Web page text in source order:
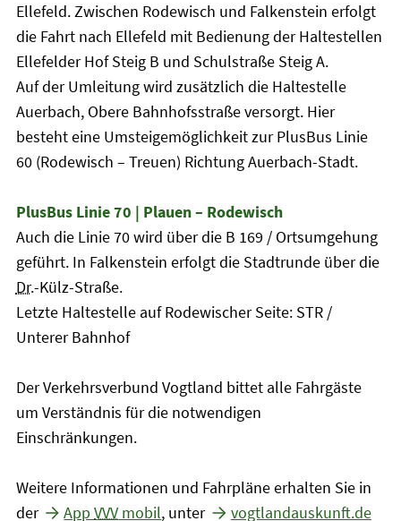
Ellefeld. Zwischen Rodewisch und Falkenstein erfolgt
die Fahrt nach Ellefeld mit Bedienung der Haltestellen
Ellefelder Hof Steig B und Schulstraße Steig A.
Auf der Umleitung wird zusätzlich die Haltestelle
Auerbach, Obere Bahnhofsstraße versorgt. Hier
besteht eine Umsteigemöglichkeit zur PlusBus Linie
60 (Rodewisch – Treuen) Richtung Auerbach-Stadt.
PlusBus Linie 70 | Plauen – Rodewisch
Auch die Linie 70 wird über die B 169 / Ortsumgehung
geführt. In Falkenstein erfolgt die Stadtrunde über die
Dr.-Külz-Straße.
Letzte Haltestelle auf Rodewischer Seite: STR /
Unterer Bahnhof
Der Verkehrsverbund Vogtland bittet alle Fahrgäste
um Verständnis für die notwendigen
Einschränkungen.
Weitere Informationen und Fahrpläne erhalten Sie in
der
AppVVVmobil, unter
vogtlandauskunft.de